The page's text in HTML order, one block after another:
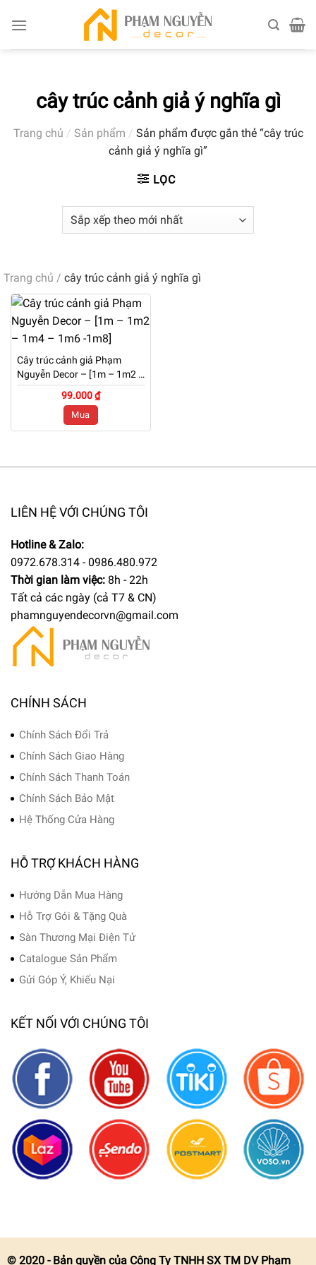
cây trúc cảnh giả ý nghĩa gì
Trang chủ / Sản phẩm / Sản phẩm được gắn thẻ “cây trúc
cảnh giả ý nghĩa gì”
LỌC
Trang chủ / cây trúc cảnh giả ý nghĩa gì
Cây trúc cảnh giả Phạm
Nguyễn Decor – [1m – 1m2 –
1m4 – 1m6 -1m8]
99.000 ₫
Mua
LIÊN HỆ VỚI CHÚNG TÔI
Hotline & Zalo:
0972.678.314 - 0986.480.972
Thời gian làm việc: 8h - 22h
Tất cả các ngày (cả T7 & CN)
phamnguyendecorvn@gmail.com
CHÍNH SÁCH
Chính Sách Đổi Trả
Chính Sách Giao Hàng
Chính Sách Thanh Toán
Chính Sách Bảo Mật
Hệ Thống Cửa Hàng
HỖ TRỢ KHÁCH HÀNG
Hướng Dẫn Mua Hàng
Hỗ Trợ Gói & Tặng Quà
Sàn Thương Mại Điện Tử
Catalogue Sản Phẩm
Gửi Góp Ý, Khiếu Nại
KẾT NỐI VỚI CHÚNG TÔI
© 2020 - Bản quyền của Công Ty TNHH SX TM DV Phạm